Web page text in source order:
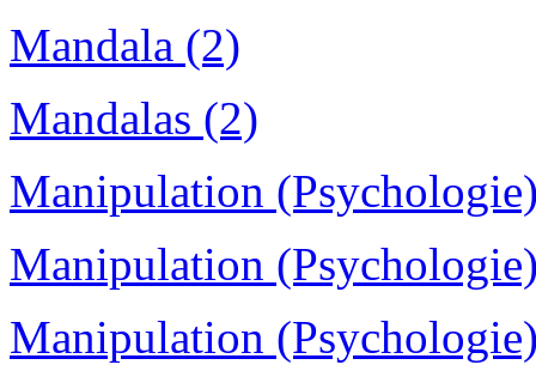
Mandala (2)
Mandalas (2)
Manipulation
Manipulation
Manipulation